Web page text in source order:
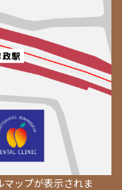
ップが表示されま